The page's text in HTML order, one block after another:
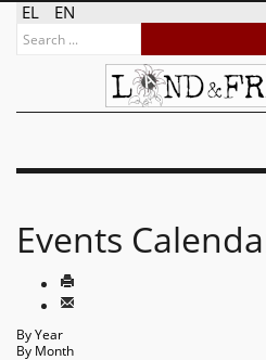
EL EN
Events
By Year
By Month